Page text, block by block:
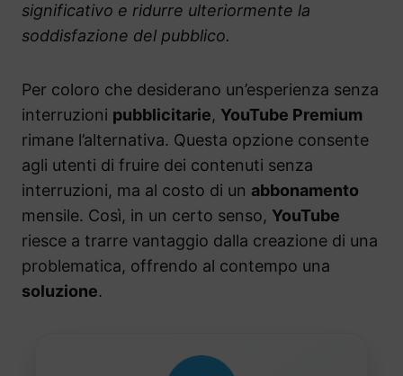
significativo e ridurre ulteriormente la
soddisfazione del pubblico.
Per coloro che desiderano un’esperienza senza
interruzioni pubblicitarie, YouTube Premium
rimane l’alternativa. Questa opzione consente
agli utenti di fruire dei contenuti senza
interruzioni, ma al costo di un abbonamento
mensile. Così, in un certo senso, YouTube
riesce a trarre vantaggio dalla creazione di una
problematica, offrendo al contempo una
soluzione.